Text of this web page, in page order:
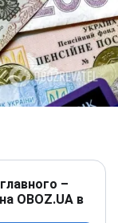
–
OBOZ.UA в